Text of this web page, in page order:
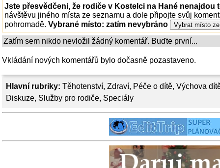
Hlavní rubriky: Těhotenství, Zdraví, Péče o dítě, Výchova
Diskuze, Služby pro rodiče, Speciály
Jste přesvědčeni, že rodiče v Kostelci na Hané nenajdou
návštěvu jiného místa ze seznamu a dole připojte svůj
pohromadě. Vybrané místo: zatím nevybráno
Zatím sem nikdo nevložil žádný komentář. Buďte první...
Vkládání nových komentářů bylo dočasně pozastaveno.